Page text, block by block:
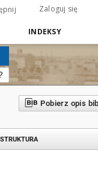
Zaloguj się
INDEKSY
Pobierz opis
STRUKTURA